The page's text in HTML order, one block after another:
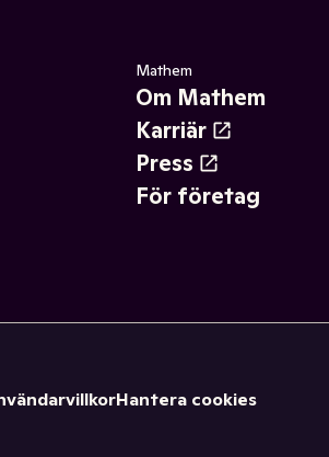
Mathem
Om Mathem
Karriär
Press
För företag
Hantera cookies